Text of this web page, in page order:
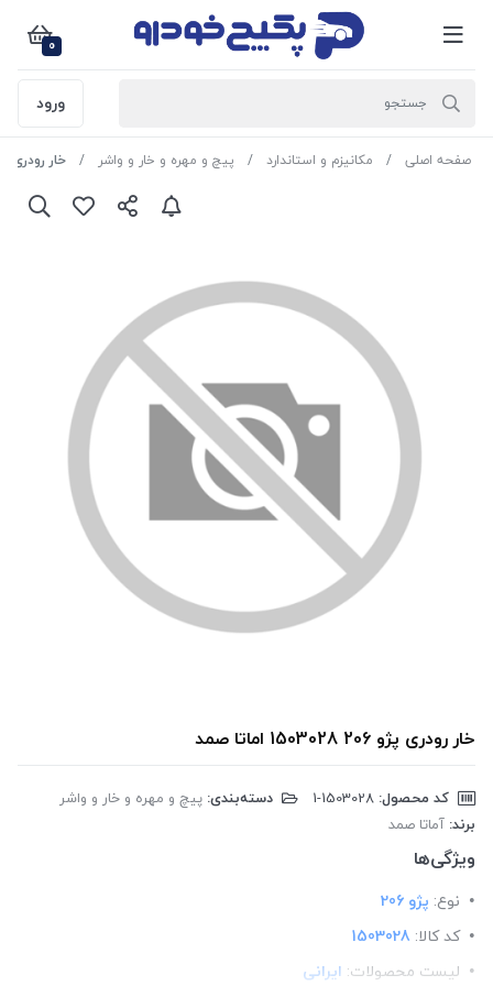
0
ورود
صفحه اصلی مکانیزم و استاندارد پیچ و مهره و خار و واشر خار رودری پژو 206 1503028
خار رودری پژو 206 1503028 اماتا صمد
کد محصول: دسته‌بندی: پیچ و مهره و خار و واشر
برند: آماتا صمد
ویژگی‌ها
نوع: پژو 206
کد کالا: 1503028
لیست محصولات: ایرانی